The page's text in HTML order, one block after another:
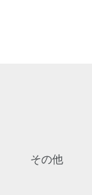
その他